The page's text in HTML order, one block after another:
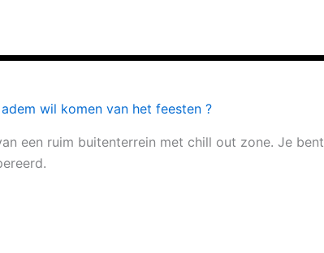
wil komen van het feesten ?
een ruim buitenterrein met chill out zone. Je bent